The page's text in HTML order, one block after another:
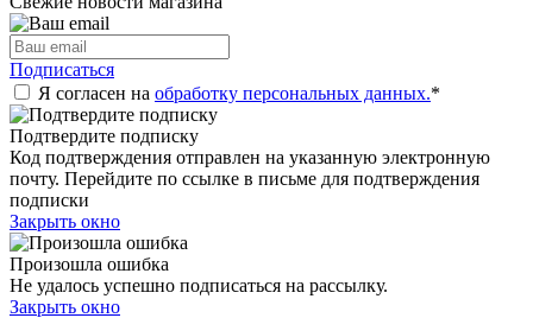
Подписаться
Я согласен на обработку персональных данных.*
Подтвердите подписку
Код подтверждения отправлен на указанную электронную
почту. Перейдите по ссылке в письме для подтверждения
подписки
Закрыть окно
Произошла ошибка
Не удалось успешно подписаться на рассылку.
Закрыть окно